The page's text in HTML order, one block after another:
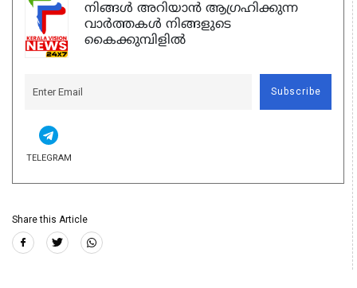
നിങ്ങൾ അറിയാൻ ആഗ്രഹിക്കുന്ന
വാർത്തകൾ നിങ്ങളുടെ
കൈക്കുമ്പിളിൽ
Subscribe
TELEGRAM
Share this Article